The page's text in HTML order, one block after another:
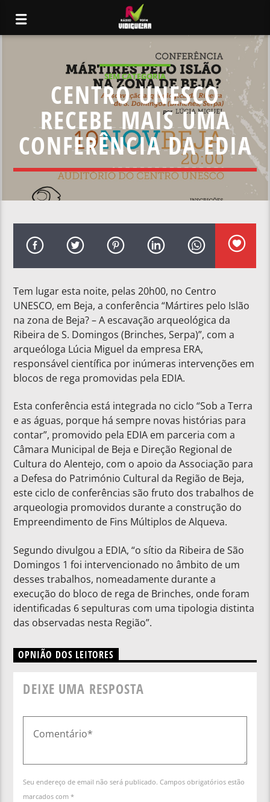
SEM CATEGORIA
CENTRO UNESCO
RECEBE MAIS UMA
CONFERÊNCIA DA EDIA
Tem lugar esta noite, pelas 20h00, no Centro
UNESCO, em Beja, a conferência “Mártires pelo Islão
na zona de Beja? – A escavação arqueológica da
Ribeira de S. Domingos (Brinches, Serpa)”, com a
arqueóloga Lúcia Miguel da empresa ERA,
responsável científica por inúmeras intervenções em
blocos de rega promovidas pela EDIA.
Esta conferência está integrada no ciclo “Sob a Terra
e as águas, porque há sempre novas histórias para
contar”, promovido pela EDIA em parceria com a
Câmara Municipal de Beja e Direção Regional de
Cultura do Alentejo, com o apoio da Associação para
a Defesa do Património Cultural da Região de Beja,
este ciclo de conferências são fruto dos trabalhos de
arqueologia promovidos durante a construção do
Empreendimento de Fins Múltiplos de Alqueva.
Segundo divulgou a EDIA, “o sítio da Ribeira de São
Domingos 1 foi intervencionado no âmbito de um
desses trabalhos, nomeadamente durante a
execução do bloco de rega de Brinches, onde foram
identificadas 6 sepulturas com uma tipologia distinta
das observadas nesta Região”.
OPNIÃO DOS LEITORES
DEIXE UMA RESPOSTA
Seu endereço de email não será publicado. Campos obrigatórios estão
marcados com *